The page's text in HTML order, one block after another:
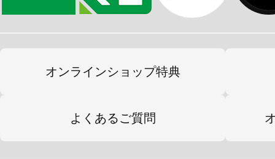
オンラインショップ特典
よくあるご質問